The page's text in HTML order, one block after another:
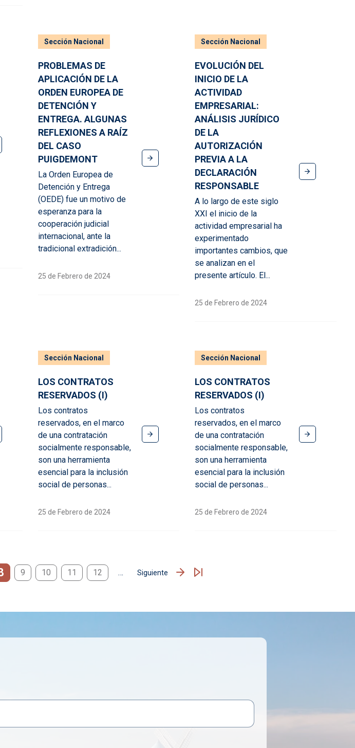
Sección Nacional
PROBLEMAS DE
APLICACIÓN DE LA
ORDEN EUROPEA DE
DETENCIÓN Y
ENTREGA. ALGUNAS
REFLEXIONES A RAÍZ
DEL CASO
PUIGDEMONT
La Orden Europea de
Detención y Entrega
(OEDE) fue un motivo de
esperanza para la
cooperación judicial
internacional, ante la
tradicional extradición...
25 de Febrero de 2024
Sección Nacional
EVOLUCIÓN DEL
INICIO DE LA
ACTIVIDAD
EMPRESARIAL:
ANÁLISIS JURÍDICO
DE LA
AUTORIZACIÓN
PREVIA A LA
DECLARACIÓN
RESPONSABLE
A lo largo de este siglo
XXI el inicio de la
actividad empresarial ha
experimentado
importantes cambios, que
se analizan en el
presente artículo. El...
25 de Febrero de 2024
Sección Nacional
LOS CONTRATOS
RESERVADOS (I)
Los contratos
reservados, en el marco
de una contratación
socialmente responsable,
son una herramienta
esencial para la inclusión
social de personas...
25 de Febrero de 2024
Sección Nacional
LOS CONTRATOS
RESERVADOS (I)
Los contratos
reservados, en el marco
de una contratación
socialmente responsable,
son una herramienta
esencial para la inclusión
social de personas...
25 de Febrero de 2024
9 10 11 12 … Siguiente
Siguiente página